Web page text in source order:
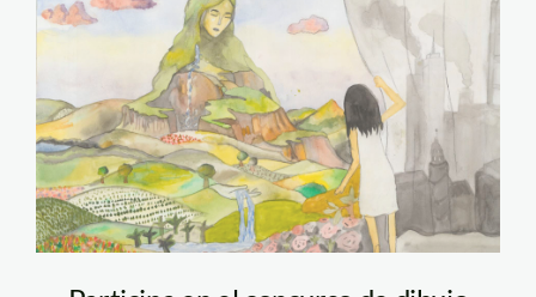
concurso-de-dibujo-
sobre-suelos—andina